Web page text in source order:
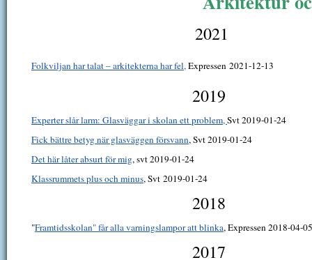
2021
Folkviljan har talat – arkitekterna har fel,Expressen 2021-12-13
2019
Experter slår larm: Glasväggar i skolan ett problem,Svt 2019-01-24
Fick bättre betyg när glasväggen försvann, Svt 2019-01-24
Det här låter absurt för mig, svt 2019-01-24
Klassrummets plus och minus, Svt 2019-01-24
2018
"Framtidsskolan" får alla varningslampor att blinka, Expressen 2018-04-05
2017